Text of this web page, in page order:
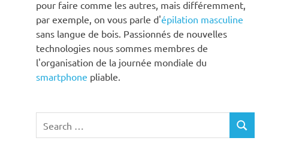
pour faire comme les autres, mais différemment,
par exemple, on vous parle d'épilation masculine
sans langue de bois. Passionnés de nouvelles
technologies nous sommes membres de
l'organisation de la journée mondiale du
smartphone pliable.
for:
SEARCH